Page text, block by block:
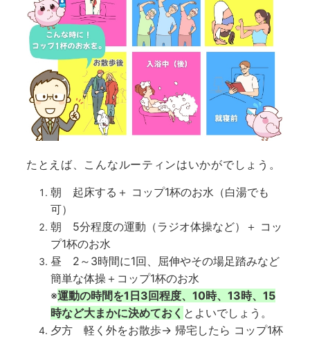
たとえば、こんなルーティンはいかがでしょう。
朝 起床する＋ コップ1杯のお水（白湯でも
可）
朝 5分程度の運動（ラジオ体操など）＋ コッ
プ1杯のお水
昼 2～3時間に1回、屈伸やその場足踏みなど
簡単な体操＋コップ1杯のお水
※運動の時間を1日3回程度、10時、13時、15
時など大まかに決めておく とよいでしょう。
夕方 軽く外をお散歩→ 帰宅したら コップ1杯